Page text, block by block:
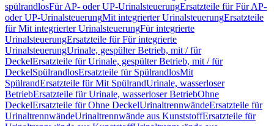
spülrandlosFür AP- oder UP-UrinalsteuerungErsatzteile für Für AP-
oder UP-UrinalsteuerungMit integrierter UrinalsteuerungErsatzteile
für Mit integrierter UrinalsteuerungFür integrierte
UrinalsteuerungErsatzteile für Für integrierte
UrinalsteuerungUrinale, gespülter Betrieb, mit / für
DeckelErsatzteile für Urinale, gespülter Betrieb, mit / für
DeckelSpülrandlosErsatzteile für SpülrandlosMit
SpülrandErsatzteile für Mit SpülrandUrinale, wasserloser
BetriebErsatzteile für Urinale, wasserloser BetriebOhne
DeckelErsatzteile für Ohne DeckelUrinaltrennwändeErsatzteile für
UrinaltrennwändeUrinaltrennwände aus KunststoffErsatzteile für